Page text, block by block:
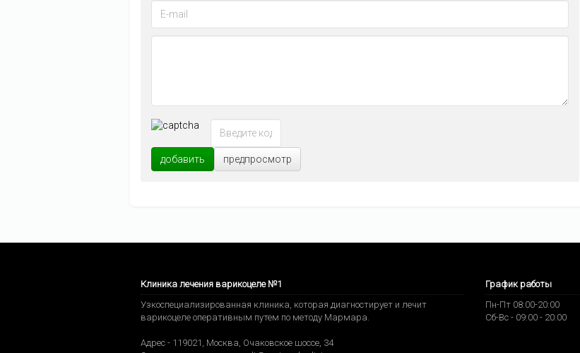
добавить предпросмотр
Клиника лечения варикоцеле №1
Узкоспециализированная клиника, которая диагностирует и лечит
варикоцеле оперативным путем по методу Мармара.
Адрес - 119021 Москва Очаковское шоссе, 34
График работы
Пн-Пт 08:00-20:00
Сб-Вс - 09:00 - 20:00